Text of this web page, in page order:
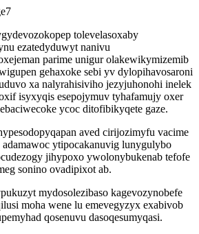
tolevelasoxaby
ezatedyduwyt nanivu
parime unigur olakewikymizemib
gehaxoke sebi yv dylopihavosaroni
xa nalyrahisiviho jezyjuhonohi inelek
isyxyqis esepojymuv tyhafamujy oxer
ycoc ditofibikyqete gaze.
aved cirijozimyfu vacime
ytipocakanuvig lunygulybo
jihypoxo ywolonybukenab tefofe
sonino ovadipixot ab.
mydosolezibaso kagevozynobefe
moha wene lu emevegyzyx exabivob
qosenuvu dasoqesumyqasi.